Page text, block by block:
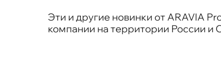
Эти и другие новинки от ARAVIA
компании на территории России и